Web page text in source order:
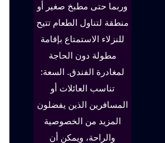
وربما حتى مطبخ صغير أو
منطقة لتناول الطعام تتيح
للنزلاء الاستمتاع بإقامة
مطولة دون الحاجة
لمغادرة الفندق. السعة:
تناسب العائلات أو
المسافرين الذين يفضلون
المزيد من الخصوصية
والراحة، ويمكن أن